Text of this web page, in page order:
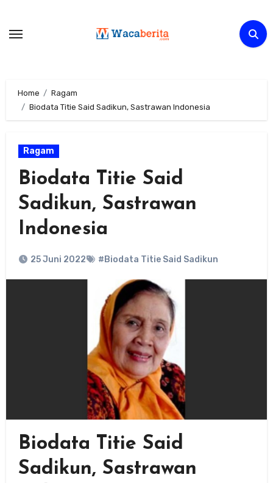
content
Home
Ragam
Biodata Titie Said Sadikun, Sastrawan Indonesia
Ragam
Biodata Titie Said
Sadikun, Sastrawan
Indonesia
25 Juni 2022 #Biodata Titie Said Sadikun
Biodata Titie Said
Sadikun, Sastrawan